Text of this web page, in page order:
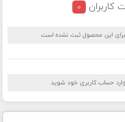
کاربران 0
این محصول ثبت نشده است
حساب کاربری خود شوید